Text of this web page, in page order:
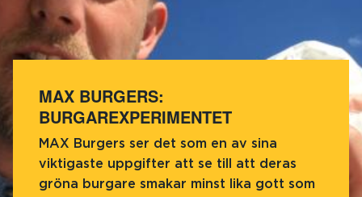
MAX BURGERS:
BURGAREXPERIMENTET
MAX Burgers ser det som en av sina
viktigaste uppgifter att se till att deras
gröna burgare smakar minst lika gott som